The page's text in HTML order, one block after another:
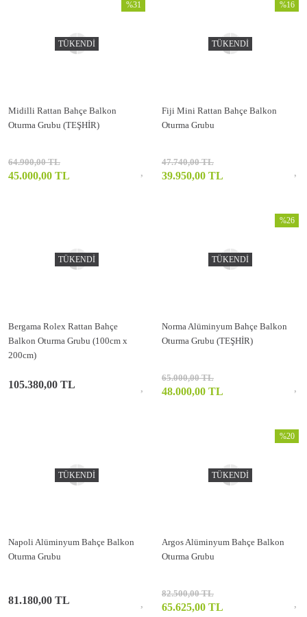
TÜKENDİ
Midilli Rattan Bahçe Balkon
Oturma Grubu (TEŞHİR)
%31
64.900,00 TL
45.000,00 TL
TÜKENDİ
Fiji Mini Rattan Bahçe Balkon
Oturma Grubu
%16
47.740,00 TL
39.950,00 TL
TÜKENDİ
Bergama Rolex Rattan Bahçe
Balkon Oturma Grubu (100cm x
200cm)
105.380,00 TL
TÜKENDİ
Norma Alüminyum Bahçe Balkon
Oturma Grubu (TEŞHİR)
%26
65.000,00 TL
48.000,00 TL
TÜKENDİ
Napoli Alüminyum Bahçe Balkon
Oturma Grubu
81.180,00 TL
TÜKENDİ
Argos Alüminyum Bahçe Balkon
Oturma Grubu
%20
82.500,00 TL
65.625,00 TL